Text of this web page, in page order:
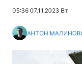
05:36 07.11.2023 Вт
АНТОН